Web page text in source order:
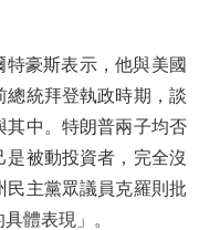
豪斯表示，他與美國
總統拜登執政時期，談
其中。特朗普兩子均否
被動投資者，完全沒
民主黨眾議員克羅則批
體表現」。